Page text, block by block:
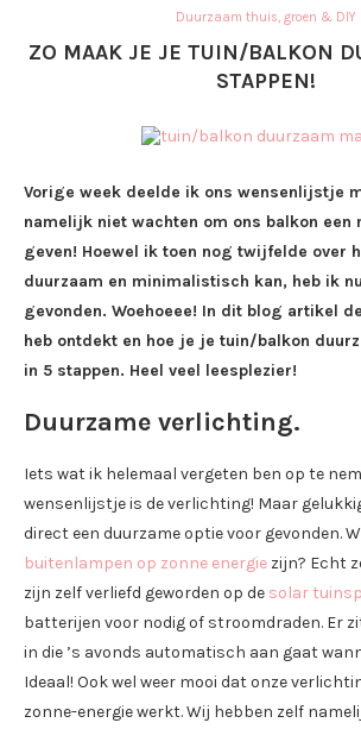
Duurzaam thuis, groen & DIY
ZO MAAK JE JE TUIN/BALKON
STAPPEN!
Vorige week deelde ik ons wensenlijstje
namelijk niet wachten om ons balkon een
geven! Hoewel ik toen nog twijfelde over
duurzaam en minimalistisch kan, heb ik
gevonden. Woehoeee! In dit blog artikel
heb ontdekt en hoe je je tuin/balkon
in 5 stappen. Heel veel leesplezier!
Duurzame verlichting.
Iets wat ik helemaal vergeten ben op te
wensenlijstje is de verlichting! Maar
direct een duurzame optie voor gevonden.
buitenlampen op zonne energie zijn? Echt
zijn zelf verliefd geworden op de solar
batterijen voor nodig of stroomdraden. Er
in die ’s avonds automatisch aan gaat
Ideaal! Ook wel weer mooi dat onze
zonne-energie werkt. Wij hebben zelf